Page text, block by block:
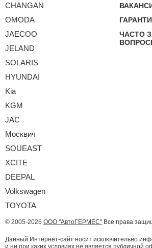
CHANGAN
OMODA
JAECOO
JELAND
SOLARIS
HYUNDAI
Kia
KGM
JAC
Москвич
SOUEAST
XCITE
DEEPAL
Volkswagen
TOYOTA
ЧАСТО
© 2005-2026 ООО "АвтоГЕРМЕС" Все права
Данный Интернет-сайт носит исключительно
и ни при каких условиях не является публичной